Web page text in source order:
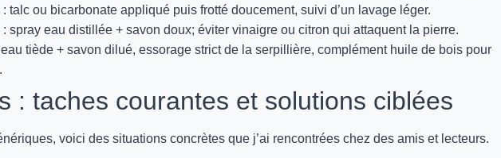
talc ou bicarbonate appliqué puis frotté doucement, suivi d’un lavage léger.
spray eau distillée + savon doux; éviter vinaigre ou citron qui attaquent la pierre.
tiède + savon dilué, essorage strict de la serpillière, complément huile de bois pour
: taches courantes et solutions ciblées
voici des situations concrètes que j’ai rencontrées chez des amis et lecteurs.